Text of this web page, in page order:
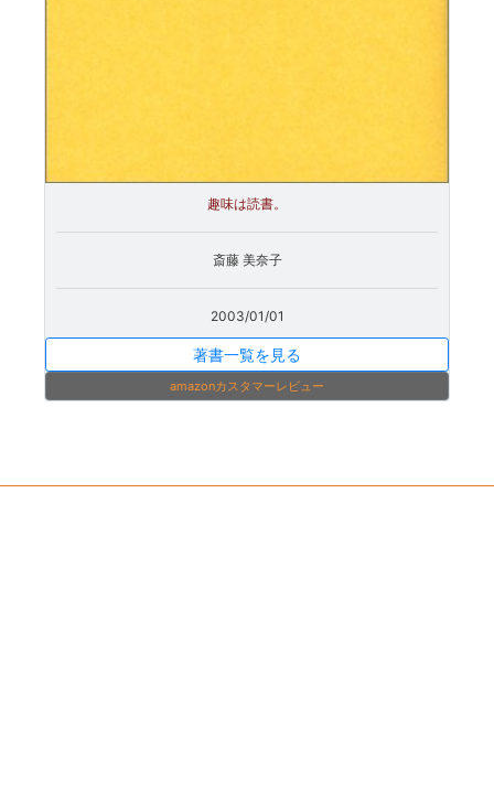
趣味は読書。
斎藤 美奈子
2003/01/01
著書一覧を見る
amazonカスタマーレビュー